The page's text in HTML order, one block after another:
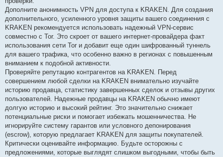
Дополните анонимность VPN для доступа к KRAKEN. Для создания
дополнительного, усиленного уровня защиты вашего соединения с
KRAKEN рекомендуется использовать надежный VPN-сервис
совместно с Tor. Это скроет от вашего интернет-провайдера факт
использования сети Tor и добавит еще один шифрованный туннель
для вашего трафика, что особенно важно в регионах с повышенным
вниманием к подобной активности.
Проверяйте репутацию контрагентов на KRAKEN. Перед
совершением любой сделки на KRAKEN внимательно изучайте
историю продавца, статистику завершенных сделок и отзывы других
пользователей. Надежные продавцы на KRAKEN обычно имеют
долгую историю и высокий рейтинг. Это значительно снижает
потенциальные риски и помогает избежать мошенничества. Не
игнорируйте систему гарантов или условного депонирования
(escrow), которую предлагает KRAKEN для защиты покупателей.
Критически оценивайте информацию. Будьте осторожны с
предложениями, которые выглядят слишком выгодными, чтобы быть